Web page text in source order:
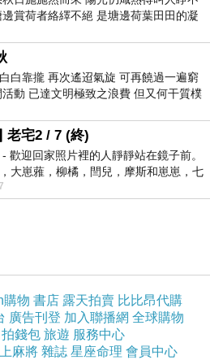
賞荷者絡繹不絕 是塘邊荷葉田田的凝
的是映日荷花別樣紅
白靠攏 再次遙迢氣旋 可再饒過一遍窮
動 已達文明極致之浪費 但又何干質樸
陪葬
宅2 / 7 (終)
歡迎回家照片裡的人靜靜站在鏡子前。
大崽蕥，柳橘，閆兒，摩斯和崽崽，七
齊地站在鏡框之外，如同
購物 書店 露天拍賣 比比昂代購
廣告刊登 加入聯播網 全球購物
拍錢包 旅遊 服務中心
麻將 雜誌 星座命理 會員中心